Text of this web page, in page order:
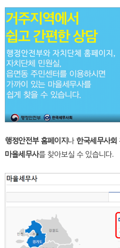
행정안전부 홈페이지나한국세무사회
마을세무사를 찾아보실 수 있습니다.